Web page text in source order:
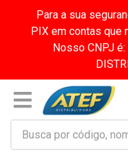
Para a sua
PIX em contas que
Nosso CNPJ